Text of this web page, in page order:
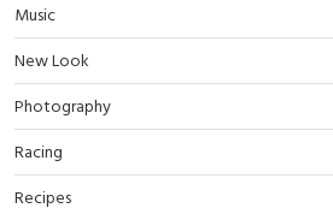
Music
New Look
Photography
Racing
Recipes